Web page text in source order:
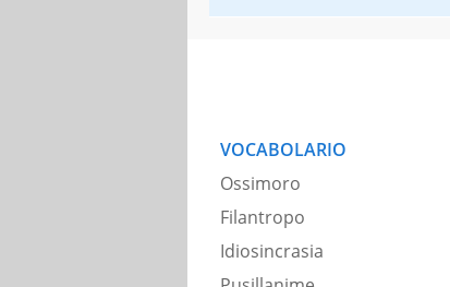
VOCABOLARIO
Ossimoro
Filantropo
Idiosincrasia